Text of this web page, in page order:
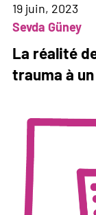
19 juin, 2023
Sevda Güney
La réalité
trauma à